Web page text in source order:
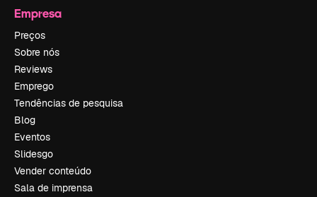
Empresa
Preços
Sobre nós
Reviews
Emprego
Tendências de pesquisa
Blog
Eventos
Slidesgo
Vender conteúdo
Sala de imprensa